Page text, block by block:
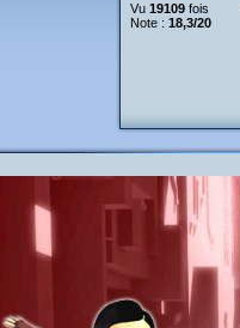
Vu 19109fois
Note : 18,3/20